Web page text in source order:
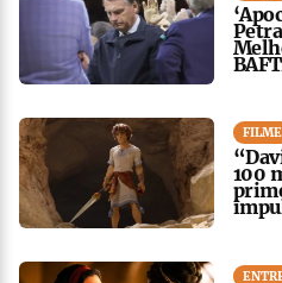
FILME
100